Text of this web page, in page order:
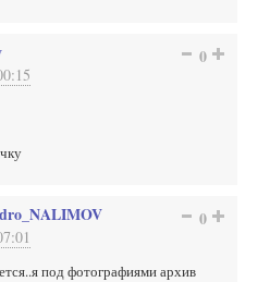
0
0
под фотографиями архив